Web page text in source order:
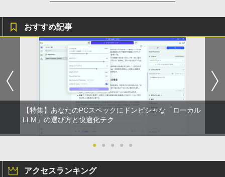
おすすめ記事
【特集】あなたのPCスペックにドンピシャな「ローカル
LLM」の選び方と快適化テク
● ● ● ● ●
アクセスランキング